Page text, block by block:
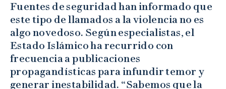
Fuentes de seguridad han informado que
este tipo de llamados a la violencia no es
algo novedoso. Según especialistas, el
Estado Islámico ha recurrido con
frecuencia a publicaciones
propagandísticas para infundir temor y
generar inestabilidad. “Sabemos que la